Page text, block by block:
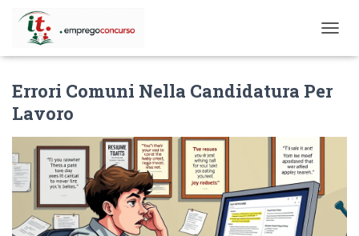
O
G
L
A
Errori Comuni Nella Candidatura Per
Lavoro